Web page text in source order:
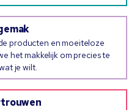
producten en moeiteloze
het makkelijk om precies te
je wilt.